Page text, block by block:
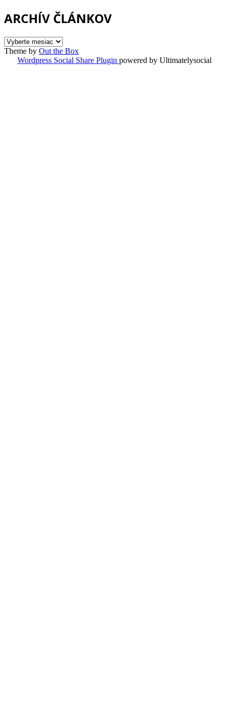
ARCHÍV ČLÁNKOV
ARCHÍV
ČLÁNKOV
Theme by Out the Box
Wordpress Social Share Plugin powered by Ultimatelysocial